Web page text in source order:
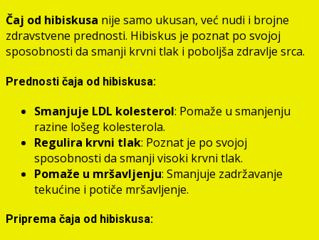
Čaj od hibiskusa nije samo ukusan, već nudi i brojne
zdravstvene prednosti. Hibiskus je poznat po svojoj
sposobnosti da smanji krvni tlak i poboljša zdravlje srca.
Prednosti čaja od hibiskusa:
Smanjuje LDL kolesterol: Pomaže u smanjenju
razine lošeg kolesterola.
Regulira krvni tlak: Poznat je po svojoj
sposobnosti da smanji visoki krvni tlak.
Pomaže u mršavljenju: Smanjuje zadržavanje
tekućine i potiče mršavljenje.
Priprema čaja od hibiskusa: